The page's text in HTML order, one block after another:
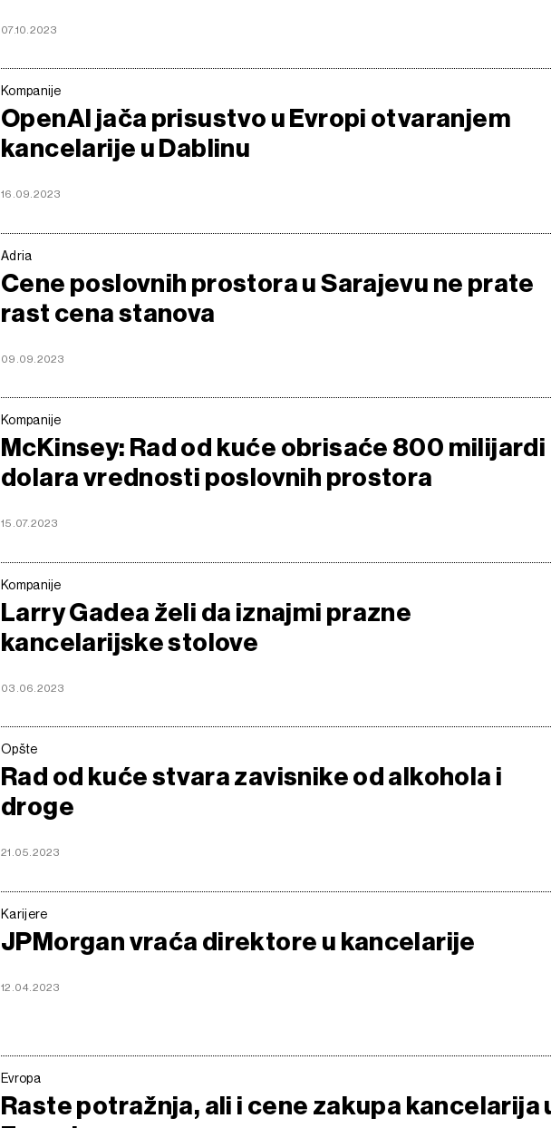
07.10.2023
Kompanije
OpenAI jača prisustvo u Evropi otvaranjem
kancelarije u Dablinu
16.09.2023
Adria
Cene poslovnih prostora u Sarajevu ne prate
rast cena stanova
09.09.2023
Kompanije
McKinsey: Rad od kuće obrisaće 800 milijardi
dolara vrednosti poslovnih prostora
15.07.2023
Kompanije
Larry Gadea želi da iznajmi prazne
kancelarijske stolove
03.06.2023
Opšte
Rad od kuće stvara zavisnike od alkohola i
droge
21.05.2023
Karijere
JPMorgan vraća direktore u kancelarije
12.04.2023
Evropa
Raste potražnja, ali i cene zakupa kancelarija